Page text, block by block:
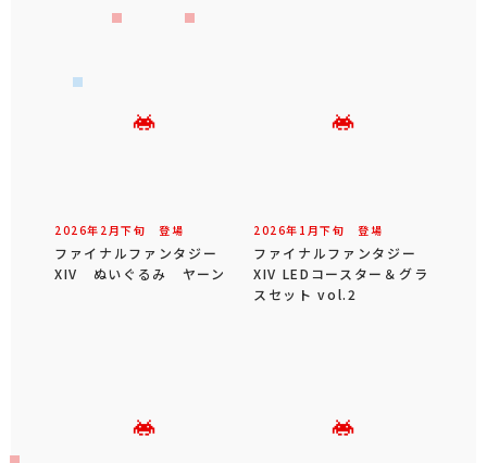
2026年 2 月下旬 登場
ファイナルファンタジー
XIV ぬいぐるみ ヤーン
2026年 1 月下旬 登場
ファイナルファンタジー
XIV LEDコースター＆グラ
スセット vol.2